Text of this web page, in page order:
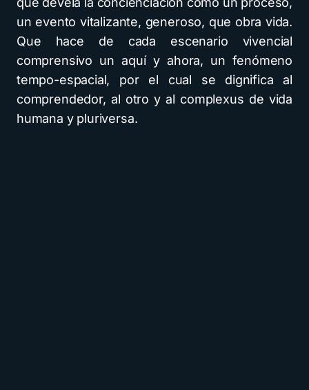
un evento vitalizante, generoso, que obra vida.
Que hace de cada escenario vivencial
comprensivo un aquí y ahora, un fenómeno
tempo-espacial, por el cual se dignifica al
comprendedor, al otro y al complexus de vida
humana y pluriversa.